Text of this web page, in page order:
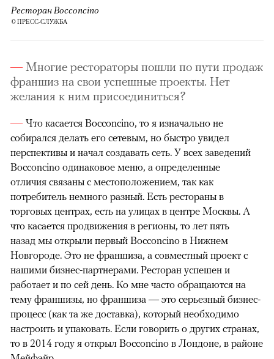
Ресторан Bocconcino
© ПРЕСС-СЛУЖБА
Многие рестораторы пошли по пути продаж
франшиз на свои успешные проекты. Нет
желания к ним присоединиться?
Что касается Bocconcino, то я изначально не
собирался делать его сетевым, но быстро увидел
перспективы и начал создавать сеть. У всех заведений
Bocconcino одинаковое меню, а определенные
отличия связаны с местоположением, так как
потребитель немного разный. Есть рестораны в
торговых центрах, есть на улицах в центре Москвы. А
что касается продвижения в регионы, то лет пять
назад мы открыли первый Bocconcino в Нижнем
Новгороде. Это не франшиза, а совместный проект с
нашими бизнес-партнерами. Ресторан успешен и
работает и по сей день. Ко мне часто обращаются на
тему франшизы, но франшиза — это серьезный бизнес-
процесс (как та же доставка), который необходимо
настроить и упаковать. Если говорить о других странах,
то в 2014 году я открыл Bocconcino в Лондоне, в районе